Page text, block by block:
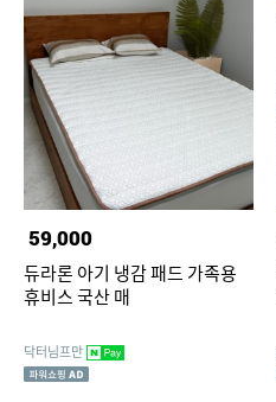
59,000
듀라론 아기 냉감 패드 가족용
휴비스 국산 매
닥터님프만